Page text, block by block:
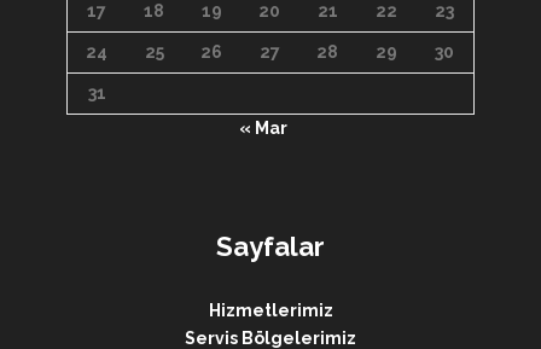
17 18 19 20 21 22 23
24 25 26 27 28 29 30
31
« Mar
Sayfalar
Hizmetlerimiz
Servis Bölgelerimiz